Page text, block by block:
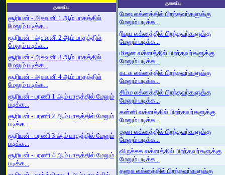
தலைப்பு
சூரியன் - அசுவனி 1 ஆம் பாதத்தில்
மேலும் படிக்க...
சூரியன் - அசுவனி 2 ஆம் பாதத்தில்
மேலும் படிக்க...
சூரியன் - அசுவனி 3 ஆம் பாதத்தில்
மேலும் படிக்க...
சூரியன் - அசுவனி 4 ஆம் பாதத்தில்
மேலும் படிக்க...
சூரியன் - பரணி 1 ஆம் பாதத்தில் மேலும்
படிக்க...
சூரியன் - பரணி 2 ஆம் பாதத்தில் மேலும்
படிக்க...
சூரியன் - பரணி 3 ஆம் பாதத்தில் மேலும்
படிக்க...
சூரியன் - பரணி 4 ஆம் பாதத்தில் மேலும்
படிக்க...
தலைப்பு
மேஷ லக்னத்தில் பிறந்தவர்களுக்கு
மேலும் படிக்க...
ரிஷப லக்னத்தில் பிறந்தவர்களுக்கு
மேலும் படிக்க...
மிதுன லக்னத்தில் பிறந்தவர்களுக்கு
மேலும் படிக்க...
கடக லக்னத்தில் பிறந்தவர்களுக்கு
மேலும் படிக்க...
சிம்ம லக்னத்தில் பிறந்தவர்களுக்கு
மேலும் படிக்க...
கன்னி லக்னத்தில் பிறந்தவர்களுக்கு
மேலும் படிக்க...
துலா லக்னத்தில் பிறந்தவர்களுக்கு
மேலும் படிக்க...
விருச்சக லக்னத்தில் பிறந்தவர்களுக்கு
மேலும் படிக்க...
தனுசு லக்னத்தில் பிறந்தவர்களுக்கு